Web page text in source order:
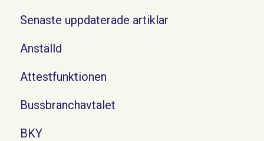
Senaste uppdaterade artiklar
Anställd
Attestfunktionen
Bussbranchavtalet
BKY